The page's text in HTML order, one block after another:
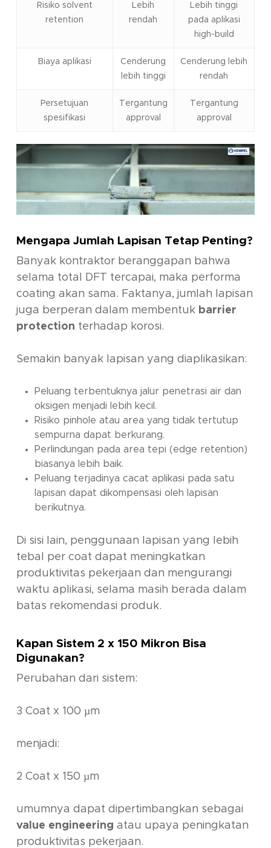
Risiko solvent
retention
Lebih
rendah
Lebih tinggi
pada aplikasi
high-build
Biaya aplikasi
Cenderung
lebih tinggi
Cenderung lebih
rendah
Persetujuan
spesifikasi
Tergantung
approval
Tergantung
approval
M engapa Jumlah Lapisan Tetap Penting?
Banyak kontraktor beranggapan bahwa
selama total DFT tercapai, maka performa
coating akan sama. Faktanya, jumlah lapisan
juga berperan dalam membentuk barrier
protection terhadap korosi.
Semakin banyak lapisan yang diaplikasikan:
Peluang terbentuknya jalur penetrasi air dan
oksigen menjadi lebih kecil.
Risiko pinhole atau area yang tidak tertutup
sempurna dapat berkurang.
Perlindungan pada area tepi (edge retention)
biasanya lebih baik.
Peluang terjadinya cacat aplikasi pada satu
lapisan dapat dikompensasi oleh lapisan
berikutnya.
Di sisi lain, penggunaan lapisan yang lebih
tebal per coat dapat meningkatkan
produktivitas pekerjaan dan mengurangi
waktu aplikasi, selama masih berada dalam
batas rekomendasi produk.
Kapan Sistem 2 x 150 Mikron Bisa
Digunakan?
Perubahan dari sistem:
3 Coat x 100 µm
menjadi:
2 Coat x 150 µm
umumnya dapat dipertimbangkan sebagai
value engineering atau upaya peningkatan
produktivitas pekerjaan.